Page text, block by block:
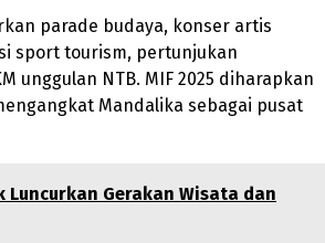
parade budaya, konser artis
sport tourism, pertunjukan
unggulan NTB. MIF 2025 diharapkan
Mandalika sebagai pusat
Luncurkan Gerakan Wisata dan